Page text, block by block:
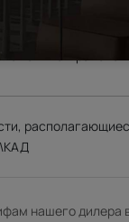
склада).
в районе
нашего дилера